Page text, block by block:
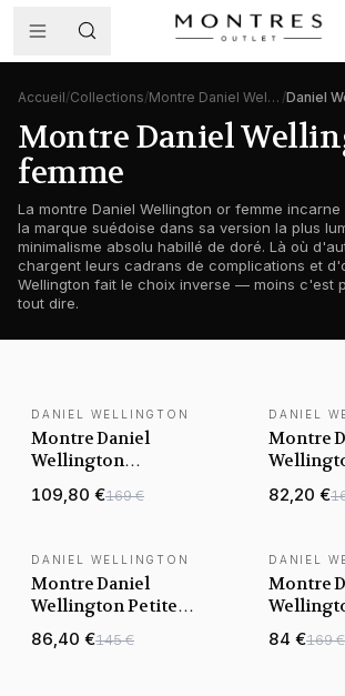
Accueil/Collections/ Montre Daniel Wellington femme /Daniel
Montre Daniel
femme
La montre Daniel Wellington or femme
la marque suédoise dans sa version la plus
minimalisme absolu habillé de doré. Là où
chargent leurs cadrans de complications et
Wellington fait le choix inverse — moins c'est
tout dire.
DANIEL WELLINGTON
Montre Daniel
Wellington
DW00100656 Quadro
Mini maille milanaise
109,80 €169 €
DANIEL
Montre
Unitone
82,20 €
BEST-SELLER
DANIEL WELLINGTON
Montre Daniel
Wellington Petite
Evergold 28mm
DW00100350 en maille
86,40 €145 €
DANIEL
Montre
Evergold
84 €169 €